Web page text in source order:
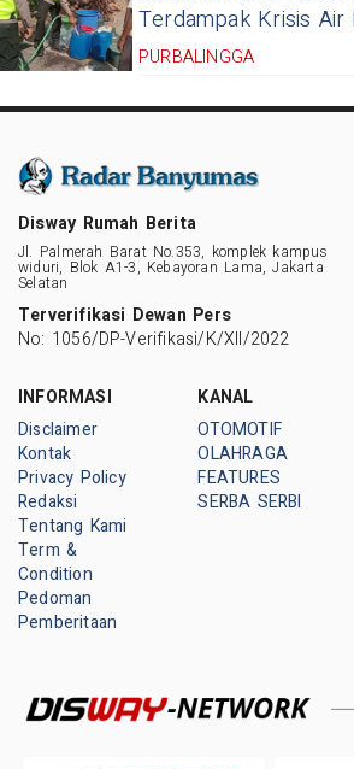
Terdampak Krisis Air
PURBALINGGA
Disway Rumah Berita
Jl. Palmerah Barat No.353, komplek kampus
widuri, Blok A1-3, Kebayoran Lama, Jakarta
Selatan
Terverifikasi Dewan Pers
No: 1056/DP-Verifikasi/K/XII/2022
INFORMASI
Disclaimer
Kontak
Privacy Policy
Redaksi
Tentang Kami
Term &
Condition
Pedoman
Pemberitaan
KANAL
OTOMOTIF
OLAHRAGA
FEATURES
SERBA SERBI